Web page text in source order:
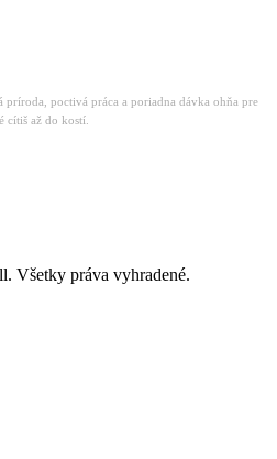
príroda, poctivá práca a poriadna dávka ohňa pre
cítiš až do kostí.
Všetky práva vyhradené.